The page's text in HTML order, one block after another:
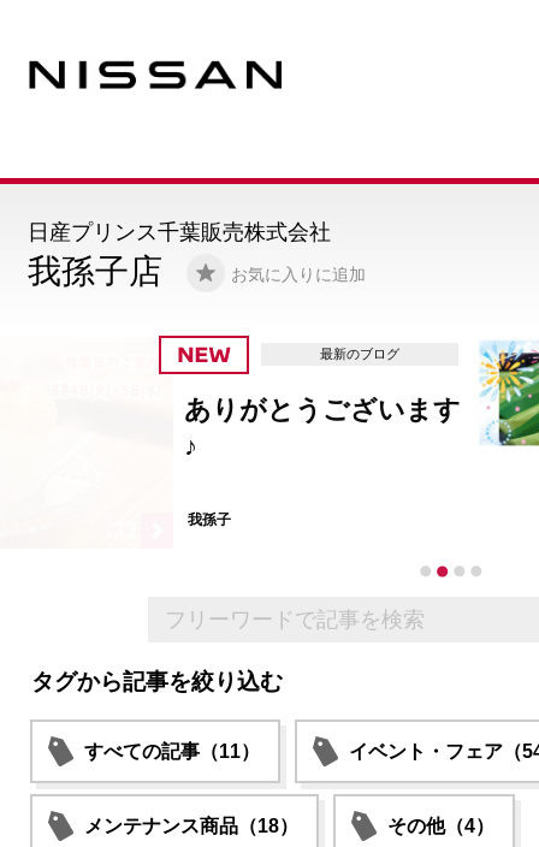
我孫子店 お気に入りに追加
日産プリンス千葉販売株式会社
最新のブログ
ありがとうございます
我孫子
タグから記事を絞り込む
すべての記事（11） イベント・フェア（
メンテナンス商品（18） その他（4）